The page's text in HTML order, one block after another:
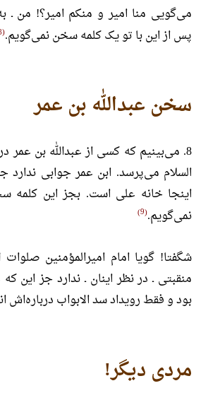
می‌گویی منا امیر و منکم امیر؟! من ـ
پس از این با تو یک کلمه سخن نمی‌گویم.
سخن عبدالله بن عمر
8. می‌بینیم که کسی از عبدالله بن عمر
السلام می‌پرسد. ابن عمر جوابی ندارد
اینجا خانه علی است. بجز این کلمه
نمی‌گویم. 9
شگفتا! گویا امام امیرالمؤمنین
منقبتی ـ در نظر اینان ـ ندارد جز این
بود و فقط رویداد سد الابواب درباره‌اش
مردی دیگر!